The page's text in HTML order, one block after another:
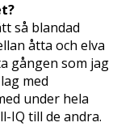
så blandad
åtta och elva
gången som jag
med
under hela
IQ till de andra.